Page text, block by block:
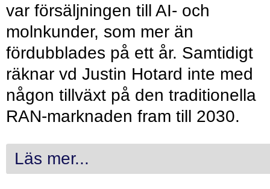
var försäljningen till AI- och
molnkunder, som mer än
fördubblades på ett år. Samtidigt
räknar vd Justin Hotard inte med
någon tillväxt på den traditionella
RAN-marknaden fram till 2030.
Läs mer...